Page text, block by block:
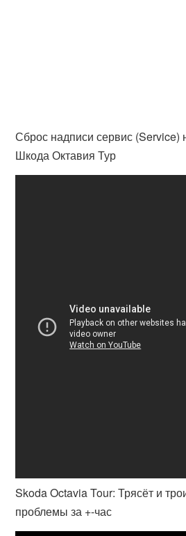
Сброс надписи сервис (Service)
Шкода Октавия Тур
Skoda Octavia Tour: Трясёт и
проблемы за +-час